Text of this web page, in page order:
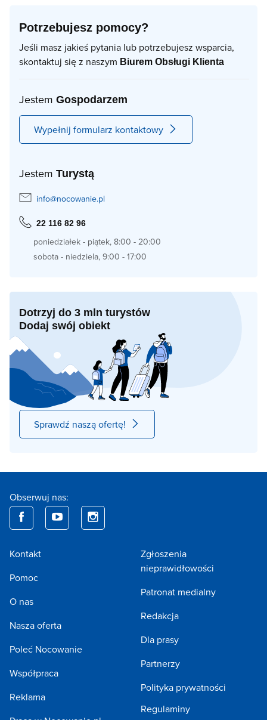
Potrzebujesz pomocy?
Jeśli masz jakieś pytania lub potrzebujesz wsparcia,
skontaktuj się z naszym Biurem Obsługi Klienta
Jestem Gospodarzem
Wypełnij formularz kontaktowy
Jestem Turystą
info@nocowanie.pl
22 116 82 96
poniedziałek - piątek, 8:00 - 20:00
sobota - niedziela, 9:00 - 17:00
Dotrzyj do 3 mln turystów
Dodaj swój obiekt
Sprawdź naszą ofertę!
Obserwuj nas:
Kontakt
Pomoc
O nas
Nasza oferta
Poleć Nocowanie
Współpraca
Reklama
Zgłoszenia
nieprawidłowości
Patronat medialny
Redakcja
Dla prasy
Partnerzy
Polityka prywatności
Regulaminy